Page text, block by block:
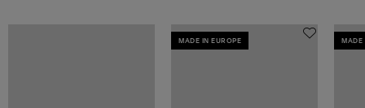
MADE IN EUROPE MADE